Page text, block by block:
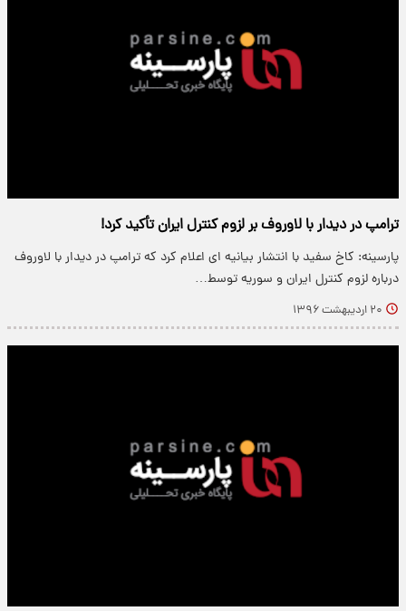
ترامپ در دیدار با لاوروف بر لزوم کنترل ایران تأکید کرد!
پارسینه: کاخ سفید با انتشار بیانیه ای اعلام کرد که ترامپ در دیدار با لاوروف
درباره لزوم کنترل ایران و سوریه توسط…
۲۰ اردیبهشت ۱۳۹۶